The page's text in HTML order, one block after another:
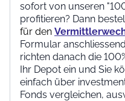
sofort von unseren
profitieren? Dann
für den
Formular
richten danach die
Ihr Depot ein und Sie
einfach über
Fonds vergleichen,